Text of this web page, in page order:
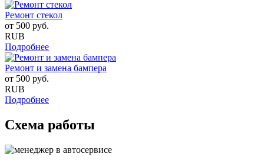
Ремонт стекол
от 500 руб.
RUB
Подробнее
Ремонт и замена бампера
от 500 руб.
RUB
Подробнее
Схема работы